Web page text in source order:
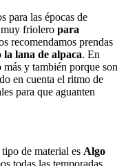
para las épocas de
muy friolero para
recomendamos prendas
lana de alpaca. En
y también porque son
en cuenta el ritmo de
para que aguanten
de material es Algo
todas las temporadas.